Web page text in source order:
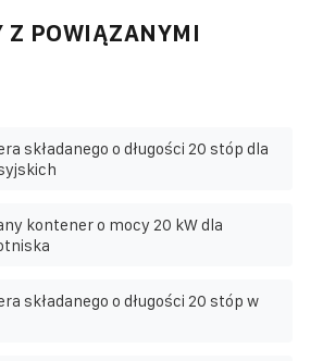
Z POWIĄZANYMI
składanego o długości 20 stóp dla
kontener o mocy 20 kW dla
składanego o długości 20 stóp w